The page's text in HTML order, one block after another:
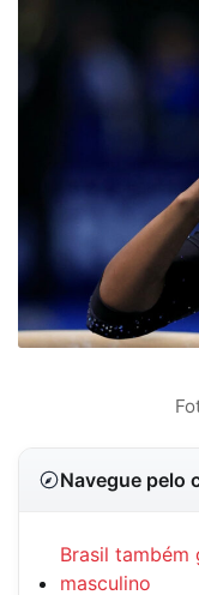
Navegue pelo
Brasil também
masculino